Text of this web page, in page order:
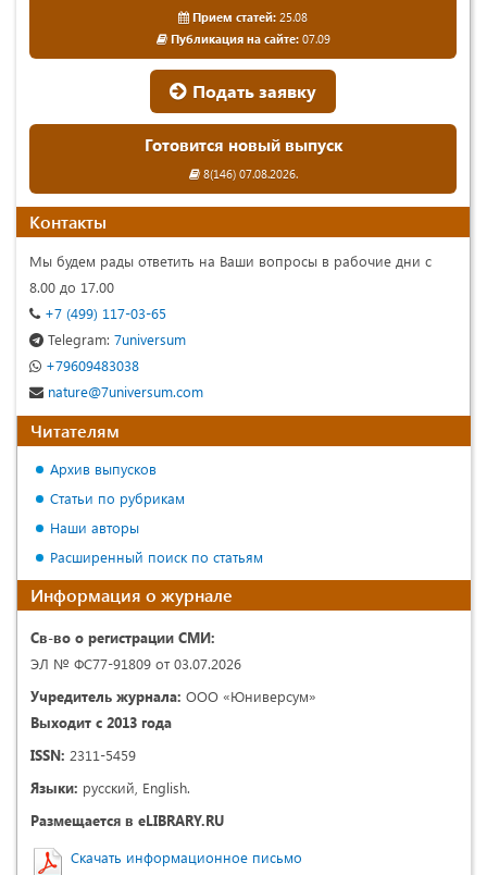
Прием статей: 25.08
Публикация на сайте:07.09
Подать заявку
Готовится новый выпуск
8(146) 07.08.2026.
Контакты
Мы будем рады ответить на Ваши вопросы в рабочие дни с
8.00 до 17.00
+7 (499) 117-03-65
Telegram: 7universum
+79609483038
nature@7universum.com
Читателям
Архив выпусков
Статьи по рубрикам
Наши авторы
Расширенный поиск по статьям
Информация о журнале
Св-во о регистрации СМИ:
ЭЛ № ФС77-91809 от 03.07.2026
Учредитель журнала: ООО «Юниверсум»
Выходит с 2013 года
ISSN: 2311-5459
Языки: русский, English.
Размещается в eLIBRARY.RU
Скачать информационное письмо